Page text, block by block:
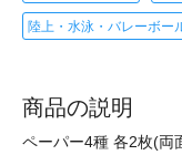
陸上・水泳・バレーボ
商品の説明
ペーパー4種 各2枚(両